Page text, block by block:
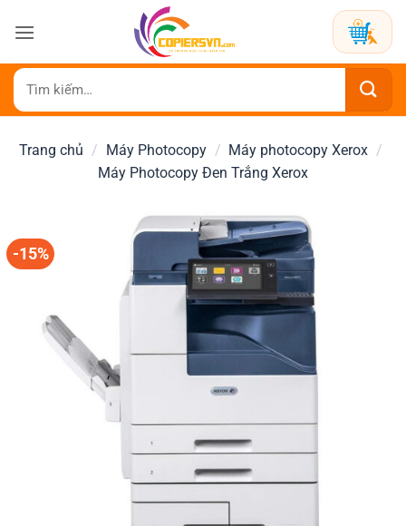
qua
dung
Tìm
kiếm:
Trang chủ / Máy Photocopy / Máy photocopy Xerox /
Máy Photocopy Đen Trắng Xerox
-15%